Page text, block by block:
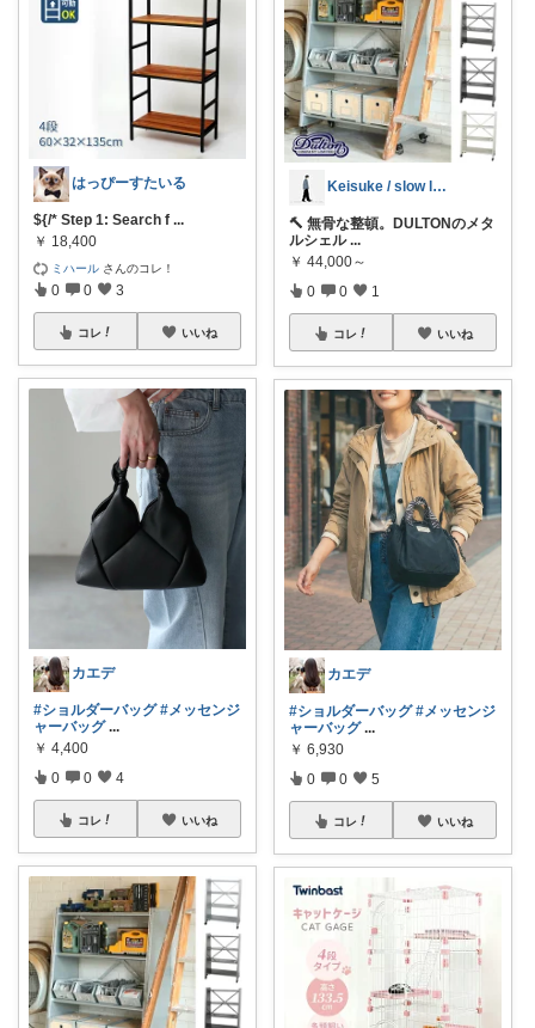
はっぴーすたいる
${/* Step 1: Search f ...
￥ 18,400
ミハール さんのコレ！
0 0 3
コレ いいね
カエデ
#ショルダーバッグ #メッセンジ
ャーバッグ ...
￥ 4,400
0 0 4
コレ いいね
Keisuke / slow life
🔨 無骨な整頓。DULTONのメタ
ルシェル ...
￥ 44,000～
0 0 1
コレ いいね
カエデ
#ショルダーバッグ #メッセンジ
ャーバッグ ...
￥ 6,930
0 0 5
コレ いいね